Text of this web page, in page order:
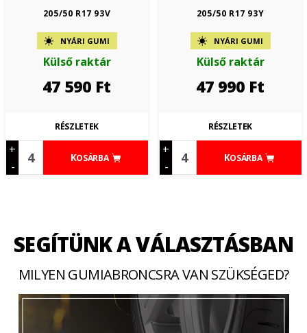
205/50 R17 93V
NYÁRI GUMI
Külső raktár
47 590 Ft
+
-
KOSÁRBA
RÉSZLETEK
205/50 R17 93Y
NYÁRI GUMI
Külső raktár
47 990 Ft
+
-
KOSÁRBA
RÉSZLETEK
SEGÍTÜNK A VÁLASZTÁSBAN
MILYEN GUMIABRONCSRA VAN SZÜKSÉGED?